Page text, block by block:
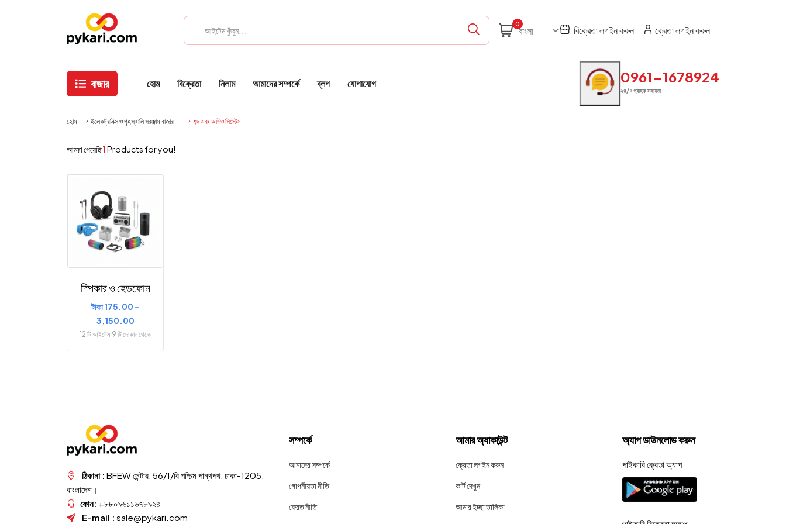
0
বিক্রেতা লগইন করুন ক্রেতা লগইন করুন
বাজার হোম বিক্রেতা নিলাম আমাদের সম্পর্কে ব্লগ যোগাযোগ 0961-1678924
২৪/৭ গ্রাহক সহায়তা
হোম ইলেকট্রনিক্স ও গৃহস্থালি সরঞ্জাম বাজার শব্দ এবং অডিও সিস্টেম
আমরা পেয়েছি1Products for you!
স্পিকার ও হেডফোন
টাকা 175.00 -
3,150.00
12 টি আইটেম 9 টি দোকান থেকে
ঠিকানা : BFEW সেন্টার, 56/1/বি পশ্চিম পান্থপথ, ঢাকা-1205,
বাংলাদেশ।
ফোন: +৮৮০৯৬১১৬৭৮৯২৪
E-mail : sale@pykari.com
সম্পর্কে
আমাদের সম্পর্কে
গোপনীয়তা নীতি
ফেরত নীতি
আমার অ্যাকাউন্ট
ক্রেতা লগইন করুন
কার্ট দেখুন
আমার ইচ্ছা তালিকা
অ্যাপ ডাউনলোড করুন
পাইকারি ক্রেতা অ্যাপ